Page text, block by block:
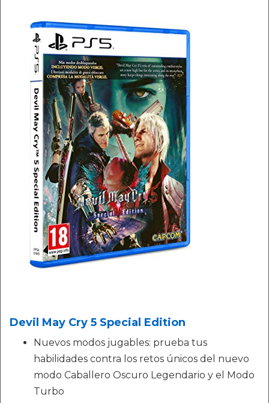
Devil May Cry 5 Special Edition
Nuevos modos jugables: prueba tus
habilidades contra los retos únicos del nuevo
modo Caballero Oscuro Legendario y el Modo
Turbo